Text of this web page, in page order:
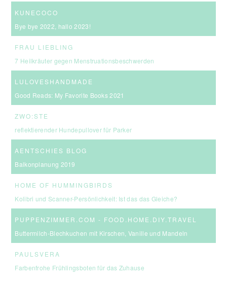
KUNECOCO
Bye bye 2022, hallo 2023!
FRAU LIEBLING
7 Heilkräuter gegen Menstruationsbeschwerden
LULOVESHANDMADE
Good Reads: My Favorite Books 2021
ZWO:STE
reflektierender Hundepullover für Parker
AENTSCHIES BLOG
Balkonplanung 2019
HOME OF HUMMINGBIRDS
Kolibri und Scanner-Persönlichkeit: Ist das das Gleiche?
PUPPENZIMMER.COM - FOOD.HOME.DIY.TRAVEL
Buttermilch-Blechkuchen mit Kirschen, Vanille und Mandeln
PAULSVERA
Farbenfrohe Frühlingsboten für das Zuhause